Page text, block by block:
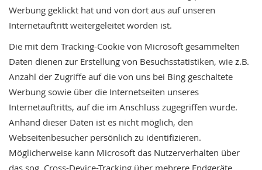
Werbung geklickt hat und von dort aus auf unseren
Internetauftritt weitergeleitet worden ist.
Die mit dem Tracking-Cookie von Microsoft gesammelten
Daten dienen zur Erstellung von Besuchsstatistiken, wie z.B.
Anzahl der Zugriffe auf die von uns bei Bing geschaltete
Werbung sowie über die Internetseiten unseres
Internetauftritts, auf die im Anschluss zugegriffen wurde.
Anhand dieser Daten ist es nicht möglich, den
Webseitenbesucher persönlich zu identifizieren.
Möglicherweise kann Microsoft das Nutzerverhalten über
das sog. Cross-Device-Tracking über mehrere Endgeräte